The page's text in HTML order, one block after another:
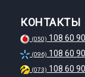
КОНТАКТЫ
(050) 108 60 90
(096) 108 60 90
(073) 108 60 90